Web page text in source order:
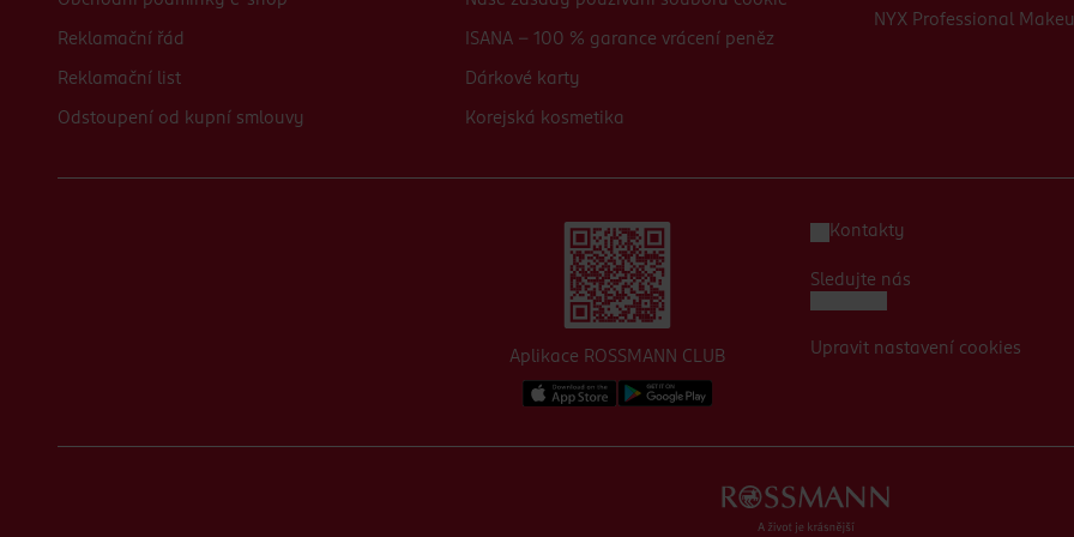
Reklamační řád
Reklamační list
Odstoupení od kupní smlouvy
ISANA - 100 % garance vrácení peněz
Dárkové karty
Korejská kosmetika
NYX Professional
Aplikace ROSSMANN CLUB
Kontakty
Sledujte nás
Upravit nastavení cookies